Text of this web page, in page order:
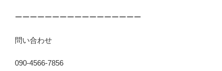
ーーーーーーーーーーーーーーーーー
問い合わせ
090-4566-7856